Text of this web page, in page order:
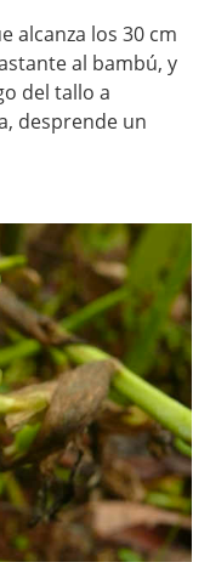
alcanza los 30 cm
al bambú, y
del tallo a
desprende un